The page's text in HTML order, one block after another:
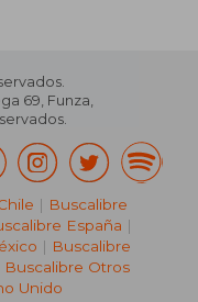
69 Funza
| Buscalibre
España |
| Buscalibre
Buscalibre Otros
Unido